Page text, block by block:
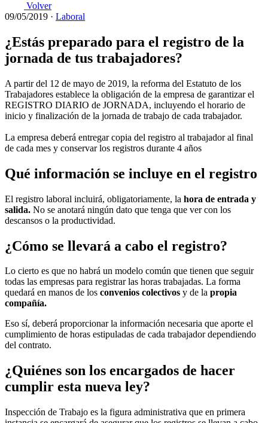
Volver
09/05/2019 · Laboral
¿Estás preparado para el registro de la
jornada de tus trabajadores?
A partir del 12 de mayo de 2019, la reforma del Estatuto de los
Trabajadores establece la obligación de la empresa de garantizar el
REGISTRO DIARIO de JORNADA, incluyendo el horario de
inicio y finalización de la jornada de trabajo de cada trabajador.
La empresa deberá entregar copia del registro al trabajador al final
de cada mes y conservar los registros durante 4 años
Qué información se incluye en el registro
El registro laboral incluirá, obligatoriamente, la hora de entrada y
salida. No se anotará ningún dato que tenga que ver con los
descansos o la productividad.
¿Cómo se llevará a cabo el registro?
Lo cierto es que no habrá un modelo común que tienen que seguir
todas las empresas para registrar las horas trabajadas. La forma
quedará en manos de los convenios colectivos y de la propia
compañía.
Eso sí, deberá proporcionar la información necesaria que aporte el
cumplimiento de horas estipuladas de cada trabajador dependiendo
del contrato.
¿Quiénes son los encargados de hacer
cumplir esta nueva ley?
Inspección de Trabajo es la figura administrativa que en primera